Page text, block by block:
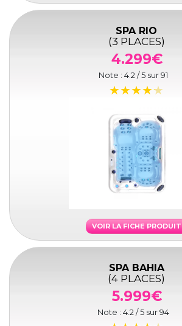
SPA RIO
(3 PLACES)
4.299€
Note : 4.2 / 5 sur91
VOIR LA FICHE PRODUIT
SPA BAHIA
(4 PLACES)
5.999€
Note : 4.2 / 5 sur94